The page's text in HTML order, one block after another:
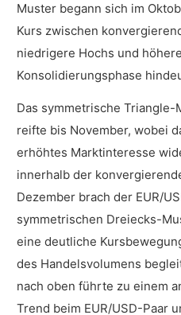
Muster begann sich im
Kurs zwischen
niedrigere Hochs und
Konsolidierungsphase
Das symmetrische
reifte bis November, wobei
erhöhtes Marktinteresse
innerhalb der
Dezember brach der EUR/
symmetrischen Dreiecks-
eine deutliche
des Handelsvolumens
nach oben führte zu einem
Trend beim EUR/USD-Paar